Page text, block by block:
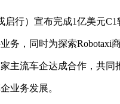
行）宣布完成1亿美元
务，同时为探索Robotaxi
主流车企达成合作，共
业务发展。